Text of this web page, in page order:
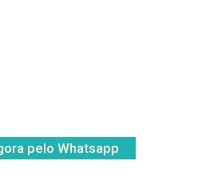
pelo Whatsapp